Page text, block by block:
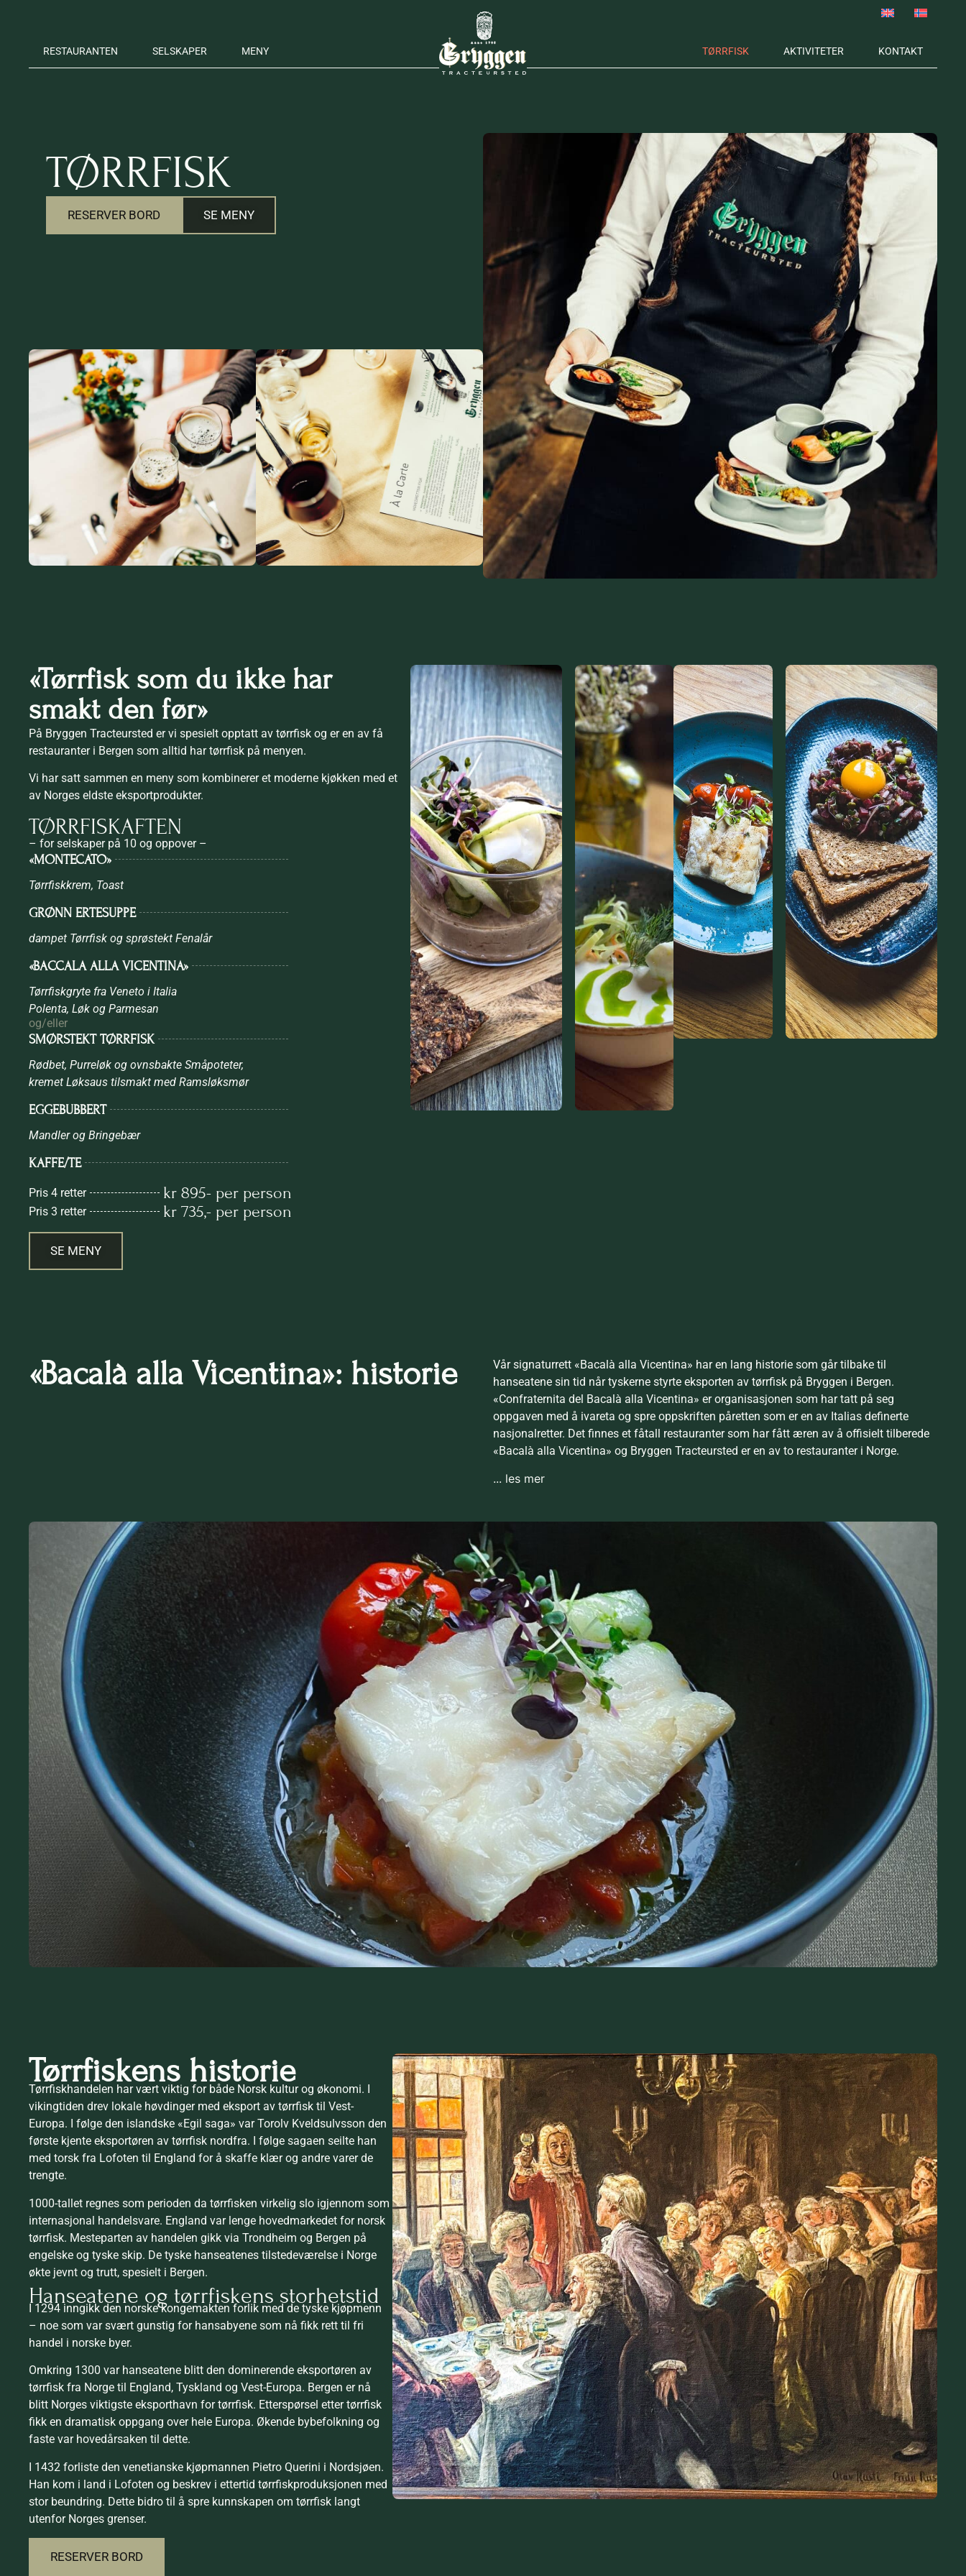
RESTAURANTEN SELSKAPER MENY TØRRFISK AKTIVITETER KONTAKT
TØRRFISK
RESERVER BORD SE MENY
«Tørrfisk som du ikke har
smakt den før»
På Bryggen Tracteursted er vi spesielt opptatt av tørrfisk og er en av få
restauranter i Bergen som alltid har tørrfisk på menyen.
Vi har satt sammen en meny som kombinerer et moderne kjøkken med et
av Norges eldste eksportprodukter.
TØRRFISKAFTEN
– for selskaper på 10 og oppover –
«MONTECATO»
Tørrfiskkrem, Toast
GRØNN ERTESUPPE
dampet Tørrfisk og sprøstekt Fenalår
«BACCALA ALLA VICENTINA»
Tørrfiskgryte fra Veneto i Italia
Polenta, Løk og Parmesan
og/eller
SMØRSTEKT TØRRFISK
Rødbet, Purreløk og ovnsbakte Småpoteter,
kremet Løksaus tilsmakt med Ramsløksmør
EGGEBUBBERT
Mandler og Bringebær
KAFFE/TE
Pris 4 retter kr 895- per person
Pris 3 retter kr 735,- per person
SE MENY
«Bacalà alla Vicentina»: historie
Vår signaturrett «Bacalà alla Vicentina» har en lang historie som går tilbake til
hanseatene sin tid når tyskerne styrte eksporten av tørrfisk på Bryggen i Bergen.
«Confraternita del Bacalà alla Vicentina» er organisasjonen som har tatt på seg
oppgaven med å ivareta og spre oppskriften påretten som er en av Italias definerte
nasjonalretter. Det finnes et fåtall restauranter som har fått æren av å offisielt tilberede
«Bacalà alla Vicentina» og Bryggen Tracteursted er en av to restauranter i Norge.
... les mer
Tørrfiskens historie
Tørrfiskhandelen har vært viktig for både Norsk kultur og økonomi. I
vikingtiden drev lokale høvdinger med eksport av tørrfisk til Vest-
Europa. I følge den islandske «Egil saga» var Torolv Kveldsulvsson den
første kjente eksportøren av tørrfisk nordfra. I følge sagaen seilte han
med torsk fra Lofoten til England for å skaffe klær og andre varer de
trengte.
1000-tallet regnes som perioden da tørrfisken virkelig slo igjennom som
internasjonal handelsvare. England var lenge hovedmarkedet for norsk
tørrfisk. Mesteparten av handelen gikk via Trondheim og Bergen på
engelske og tyske skip. De tyske hanseatenes tilstedeværelse i Norge
økte jevnt og trutt, spesielt i Bergen.
Hanseatene og tørrfiskens storhetstid
I 1294 inngikk den norske kongemakten forlik med de tyske kjøpmenn
– noe som var svært gunstig for hansabyene som nå fikk rett til fri
handel i norske byer.
Omkring 1300 var hanseatene blitt den dominerende eksportøren av
tørrfisk fra Norge til England, Tyskland og Vest-Europa. Bergen er nå
blitt Norges viktigste eksporthavn for tørrfisk. Etterspørsel etter tørrfisk
fikk en dramatisk oppgang over hele Europa. Økende bybefolkning og
faste var hovedårsaken til dette.
I 1432 forliste den venetianske kjøpmannen Pietro Querini i Nordsjøen.
Han kom i land i Lofoten og beskrev i ettertid tørrfiskproduksjonen med
stor beundring. Dette bidro til å spre kunnskapen om tørrfisk langt
utenfor Norges grenser.
RESERVER BORD